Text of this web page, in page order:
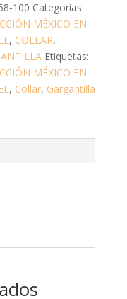
100 Categorías:
MÉXICO EN
, COLLAR,
Etiquetas:
MÉXICO EN
, Collar, Gargantilla